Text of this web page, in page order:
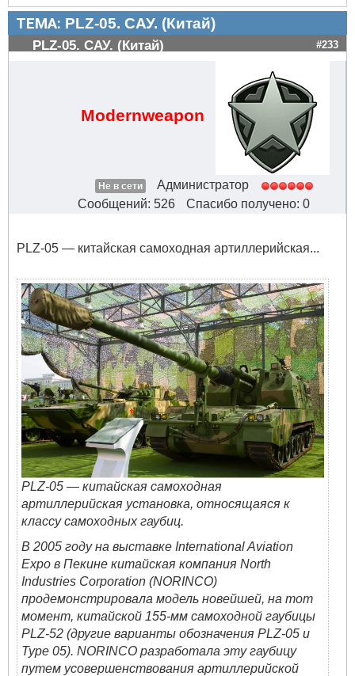
ТЕМА: PLZ-05. САУ. (Китай)
PLZ-05. САУ. (Китай) #233
Modernweapon
Не в сети
Администратор
Сообщений: 526
Спасибо получено: 0
PLZ-05 — китайская самоходная артиллерийская...
PLZ-05 — китайская самоходная
артиллерийская установка, относящаяся к
классу самоходных гаубиц.
В 2005 году на выставке International Aviation
Expo в Пекине китайская компания North
Industries Corporation (NORINCO)
продемонстрировала модель новейшей, на тот
момент, китайской 155-мм самоходной гаубицы
PLZ-52 (другие варианты обозначения PLZ-05 и
Type 05). NORINCO разработала эту гаубицу
путем усовершенствования артиллерийской